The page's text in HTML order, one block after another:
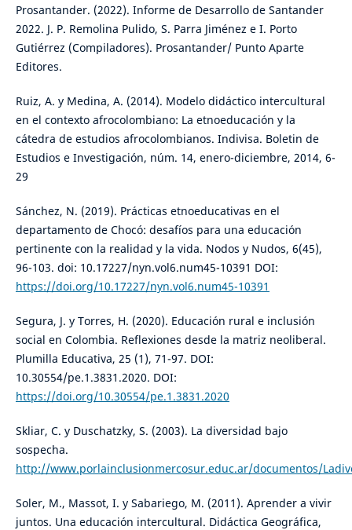
Prosantander. (2022). Informe de Desarrollo de Santander
2022. J. P. Remolina Pulido, S. Parra Jiménez e I. Porto
Gutiérrez (Compiladores). Prosantander/ Punto Aparte
Editores.
Ruiz, A. y Medina, A. (2014). Modelo didáctico intercultural
en el contexto afrocolombiano: La etnoeducación y la
cátedra de estudios afrocolombianos. Indivisa. Boletin de
Estudios e Investigación, núm. 14, enero-diciembre, 2014, 6-
29
Sánchez, N. (2019). Prácticas etnoeducativas en el
departamento de Chocó: desafíos para una educación
pertinente con la realidad y la vida. Nodos y Nudos, 6(45),
96-103. doi: 10.17227/nyn.vol6.num45-10391 DOI:
https://doi.org/10.17227/nyn.vol6.num45-10391
Segura, J. y Torres, H. (2020). Educación rural e inclusión
social en Colombia. Reflexiones desde la matriz neoliberal.
Plumilla Educativa, 25 (1), 71-97. DOI:
10.30554/pe.1.3831.2020. DOI:
https://doi.org/10.30554/pe.1.3831.2020
Skliar, C. y Duschatzky, S. (2003). La diversidad bajo
sospecha.
http://www.porlainclusionmercosur.educ.ar/documentos/
Soler, M., Massot, I. y Sabariego, M. (2011). Aprender a vivir
juntos. Una educación intercultural. Didáctica Geográfica,